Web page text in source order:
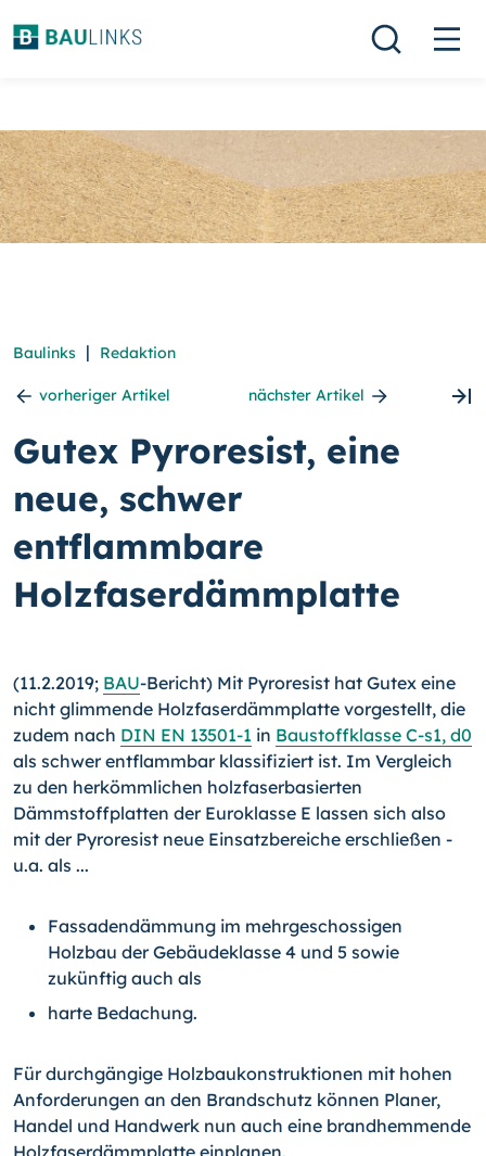
Baulinks | Redaktion
vorheriger Artikel nächster Artikel
Gutex Pyroresist, eine
neue, schwer
entflammbare
Holzfaserdämmplatte
(11.2.2019; BAU-Bericht) Mit Pyroresist hat Gutex eine
nicht glimmende Holzfaserdämmplatte vorgestellt, die
zudem nach DIN EN 13501-1 in Baustoffklasse C-s1, d0
als schwer entflammbar klassifiziert ist. Im Vergleich
zu den herkömmlichen holzfaserbasierten
Dämmstoffplatten der Euroklasse E lassen sich also
mit der Pyroresist neue Einsatzbereiche erschließen -
u.a. als ...
Fassadendämmung im mehrgeschossigen
Holzbau der Gebäudeklasse 4 und 5 sowie
zukünftig auch als
harte Bedachung.
Für durchgängige Holzbaukonstruktionen mit hohen
Anforderungen an den Brandschutz können Planer,
Handel und Handwerk nun auch eine brandhemmende